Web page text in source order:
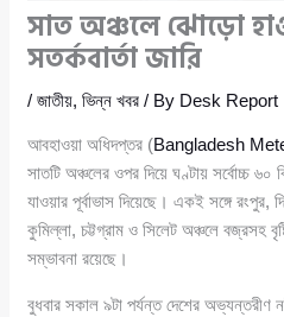
সাত অঞ্চলে ঝোড়ো
সতর্কবার্তা জারি
/জাতীয়,ভিন্ন খবর / By Desk Report
আবহাওয়া অধিদপ্তর (Bangladesh
সাতটি অঞ্চলের ওপর দিয়ে ঘণ্টায় সর্বোচ্চ ৬০
যাওয়ার পূর্বাভাস দিয়েছে। একই সঙ্গে রংপুর,
কুমিল্লা, চট্টগ্রাম ও সিলেট অঞ্চলে বজ্রসহ
সম্ভাবনা রয়েছে।
বুধবার সকাল ৯টা পর্যন্ত দেশের অভ্যন্তরীণ